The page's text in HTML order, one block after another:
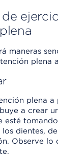
maneras
plena
plena a
a crear
esté
dientes,
Observe lo